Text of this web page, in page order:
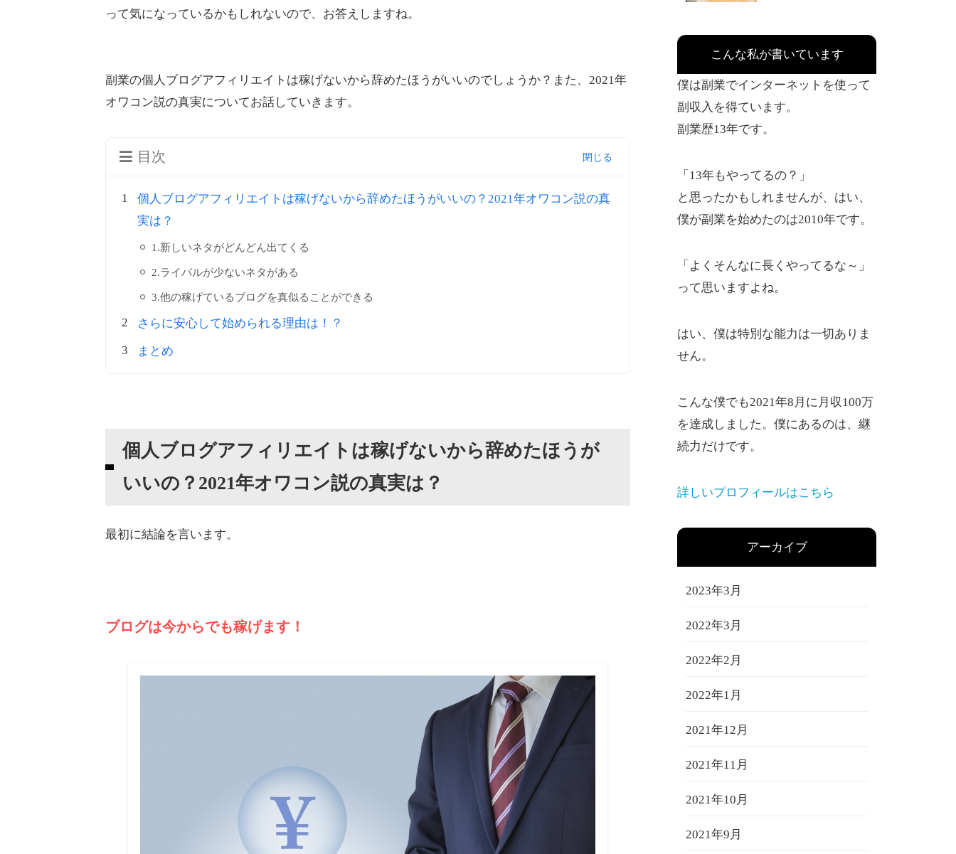
って気になっているかもしれないので、お答えしますね。
副業の個人ブログアフィリエイトは稼げないから辞めたほうがいいのでしょうか？また、2021年
オワコン説の真実についてお話していきます。
目次
個人ブログアフィリエイトは稼げないから辞めたほうがいいの？2021年オワコン説の真
実は？
1.新しいネタがどんどん出てくる
2.ライバルが少ないネタがある
3.他の稼げているブログを真似ることができる
さらに安心して始められる理由は！？
まとめ
個人ブログアフィリエイトは稼げないから辞めたほうが
いいの？2021年オワコン説の真実は？
最初に結論を言います。
ブログは今からでも稼げます！
こんな私が書いています
僕は副業でインターネットを使って
副収入を得ています。
副業歴13年です。
「13年もやってるの？」
と思ったかもしれませんが、はい、
僕が副業を始めたのは2010年です。
「よくそんなに長くやってるな～」
って思いますよね。
はい、僕は特別な能力は一切ありま
せん。
こんな僕でも2021年8月に月収100万
を達成しました。僕にあるのは、継
続力だけです。
詳しいプロフィールはこちら
アーカイブ
2023年3月
2022年3月
2022年2月
2022年1月
2021年12月
2021年11月
2021年10月
2021年9月